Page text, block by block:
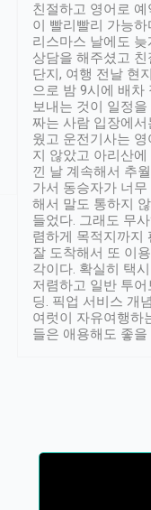
친절하고 영어로
이 빨리빨리 가능하
리스마스 날에도 늦
상담을 해주셨고 친
단지, 여행 전날 현
으로 밤 9시에 배차
보내는 것이 일정을
짜는 사람 입장에서
웠고 운전기사는 영
지 않았고 아리산
낀 날 계속해서 추
가서 동승자가 너무
해서 말도 통하지
들었다. 그래도 무
렴하게 목적지까지
잘 도착해서 또 이
각이다. 확실히 택
저렴하고 일반 투어
딩. 픽업 서비스 개
여럿이 자유여행하
들은 애용해도 좋을